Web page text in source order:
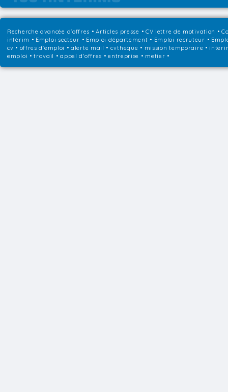
Recherche avancée d'offres •Articles presse • CV lettre de motivation •
intérim • Emploi secteur • Emploi département • Emploi recruteur •
cv • offres d'emploi • alerte mail • cvtheque • mission temporaire •
emploi • travail • appel d'offres • entreprise • metier •